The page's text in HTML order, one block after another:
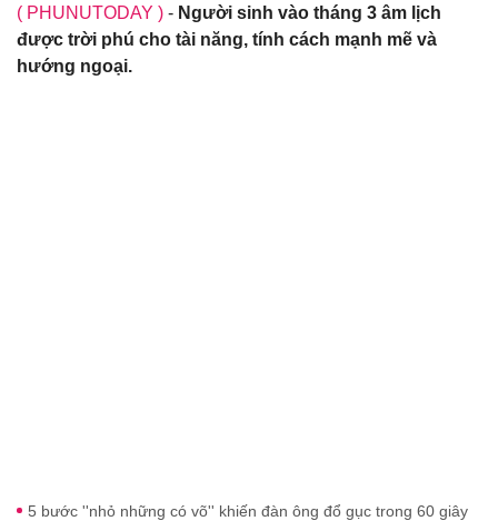
( PHUNUTODAY ) - Người sinh vào tháng 3 âm lịch
được trời phú cho tài năng, tính cách mạnh mẽ và
hướng ngoại.
5 bước ''nhỏ những có võ'' khiến đàn ông đổ gục trong 60 giây